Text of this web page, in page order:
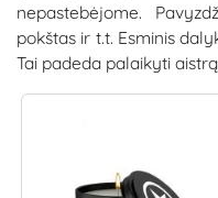
nepastebėjome.
pokštas ir t.t. Esminis
Tai padeda palaikyti